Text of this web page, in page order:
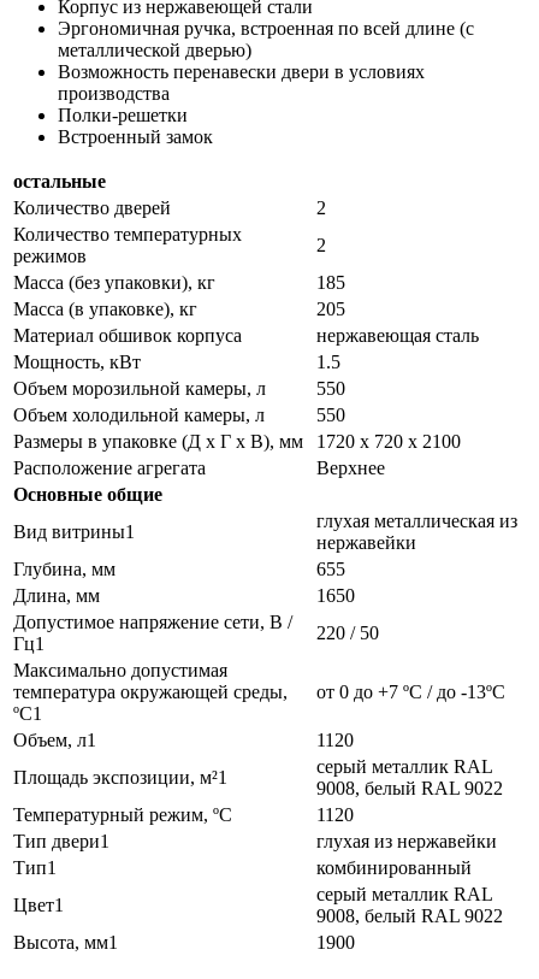
Корпус из нержавеющей стали
Эргономичная ручка, встроенная по всей длине (с
металлической дверью)
Возможность перенавески двери в условиях
производства
Полки-решетки
Встроенный замок
остальные
Количество дверей
2
Количество температурных
режимов
2
Масса (без упаковки), кг
185
Масса (в упаковке), кг
205
Материал обшивок корпуса
нержавеющая сталь
Мощность, кВт
1.5
Объем морозильной камеры, л
550
Объем холодильной камеры, л
550
Размеры в упаковке (Д х Г х В), мм
1720 х 720 х 2100
Расположение агрегата
Верхнее
Основные общие
Вид витрины1
глухая металлическая из
нержавейки
Глубина, мм
655
Длина, мм
1650
Допустимое напряжение сети, В /
Гц1
220 / 50
Максимально допустимая
температура окружающей среды,
ºC1
от 0 до +7 ºC / до -13ºC
Объем, л1
1120
Площадь экспозиции, м²1
серый металлик RAL
9008, белый RAL 9022
Температурный режим, ºC
1120
Тип двери1
глухая из нержавейки
Тип1
комбинированный
Цвет1
серый металлик RAL
9008, белый RAL 9022
Высота, мм1
1900